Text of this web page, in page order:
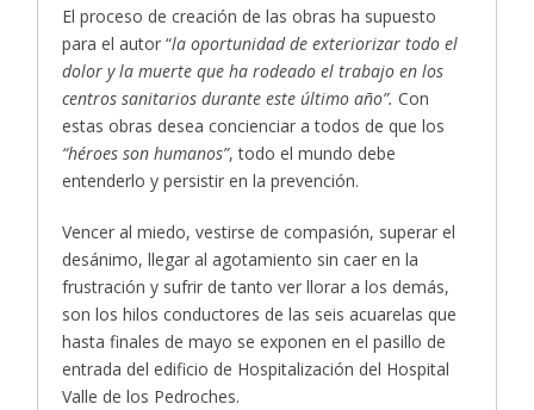
El proceso de creación de las obras ha supuesto
para el autor “la oportunidad de exteriorizar todo el
dolor y la muerte que ha rodeado el trabajo en los
centros sanitarios durante este último año”.Con
estas obras desea concienciar a todos de que los
“héroes son humanos”, todo el mundo debe
entenderlo y persistir en la prevención.
Vencer al miedo, vestirse de compasión, superar el
desánimo, llegar al agotamiento sin caer en la
frustración y sufrir de tanto ver llorar a los demás,
son los hilos conductores de las seis acuarelas que
hasta finales de mayo se exponen en el pasillo de
entrada del edificio de Hospitalización del Hospital
Valle de los Pedroches.